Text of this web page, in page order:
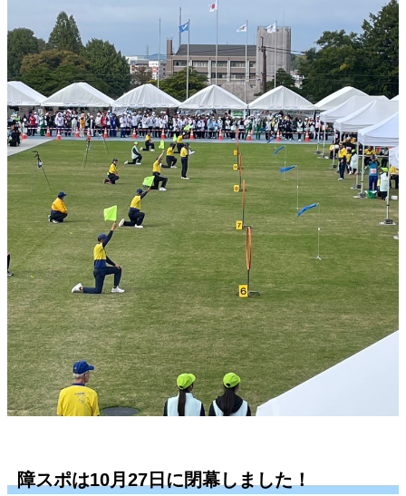
障スポは10月27日に閉幕しました！